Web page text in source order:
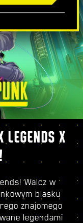
LEGENDS X
Walcz w
blasku
znajomego
legendami